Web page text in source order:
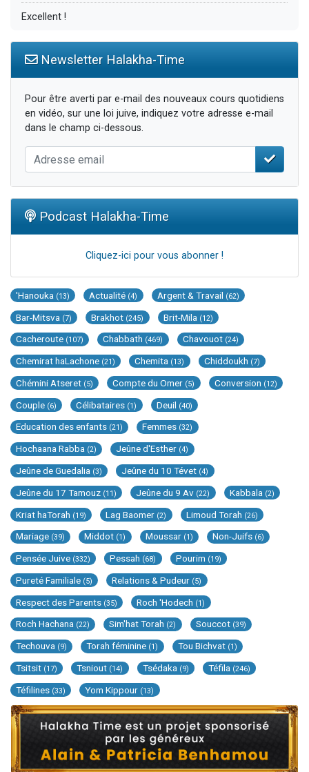
Excellent !
Newsletter Halakha-Time
Pour être averti par e-mail des nouveaux cours quotidiens
en vidéo, sur une loi juive, indiquez votre adresse e-mail
dans le champ ci-dessous.
Podcast Halakha-Time
Cliquez-ici pour vous abonner !
'Hanouka (13) Actualité (4) Argent & Travail (62)
Bar-Mitsva (7) Brakhot (245) Brit-Mila (12)
Cacheroute (107) Chabbath (469) Chavouot (24)
Chemirat haLachone (21) Chemita (13) Chiddoukh (7)
Chémini Atseret (5) Compte du Omer (5) Conversion (12)
Couple (6) Célibataires (1) Deuil (40)
Education des enfants (21) Femmes (32)
Hochaana Rabba (2) Jeûne d'Esther (4)
Jeûne de Guedalia (3) Jeûne du 10 Tévet (4)
Jeûne du 17 Tamouz (11) Jeûne du 9 Av (22) Kabbala (2)
Kriat haTorah (19) Lag Baomer (2) Limoud Torah (26)
Mariage (39) Middot (1) Moussar (1) Non-Juifs (6)
Pensée Juive (332) Pessah (68) Pourim (19)
Pureté Familiale (5) Relations & Pudeur (5)
Respect des Parents (35) Roch 'Hodech (1)
Roch Hachana (22) Sim'hat Torah (2) Souccot (39)
Techouva (9) Torah féminine (1) Tou Bichvat (1)
Tsitsit (17) Tsniout (14) Tsédaka (9) Téfila (246)
Téfilines (33) Yom Kippour (13)